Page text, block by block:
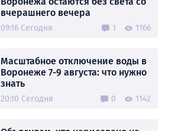
вчерашнего вечера
09:16 Сегодня 1 1166
Масштабное отключение воды в
Воронеже 7-9 августа: что нужно
знать
20:10 Сегодня 0 1142